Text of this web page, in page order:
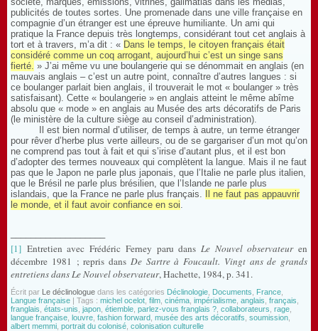
publicités de toutes sortes. Une promenade dans une ville française en
compagnie d’un étranger est une épreuve humiliante. Un ami qui
pratique la France depuis très longtemps, considérant tout cet anglais à
tort et à travers, m’a dit : « Dans le temps, le citoyen français était
considéré comme un coq arrogant, aujourd’hui c’est un singe sans
fierté. » J’ai même vu une boulangerie qui se dénommait en anglais (en
mauvais anglais – c’est un autre point, connaître d’autres langues : si
ce boulanger parlait bien anglais, il trouverait le mot « boulanger » très
satisfaisant). Cette « boulangerie » en anglais atteint le même abîme
absolu que « mode » en anglais au Musée des arts décoratifs de Paris
(le ministère de la culture siège au conseil d’administration).
Il est bien normal d’utiliser, de temps à autre, un terme étranger
pour rêver d’herbe plus verte ailleurs, ou de se gargariser d’un mot qu’on
ne comprend pas tout à fait et qui s’irise d’autant plus, et il est bon
d’adopter des termes nouveaux qui complètent la langue. Mais il ne faut
pas que le Japon ne parle plus japonais, que l’Italie ne parle plus italien,
que le Brésil ne parle plus brésilien, que l’Islande ne parle plus
islandais, que la France ne parle plus français.
Il ne faut pas appauvrir
le monde, et il faut avoir confiance en soi.
[1] Entretien avec Frédéric Ferney paru dans Le Nouvel observateuren
décembre 1981 ; repris dans De Sartre à Foucault. Vingt ans de grands
entretiens dans Le Nouvel observateur, Hachette, 1984, p. 341.
Écrit par Le déclinologue dans les catégories Déclinologie Documents France
Langue française | Tags : michel ocelot film cinéma impérialisme anglais français
franglais états-unis japon étiemble parlez-vous franglais ? collaborateurs rage
langue française louvre fashion forward musée des arts décoratifs soumission
albert memmi portrait du colonisé colonisation culturelle